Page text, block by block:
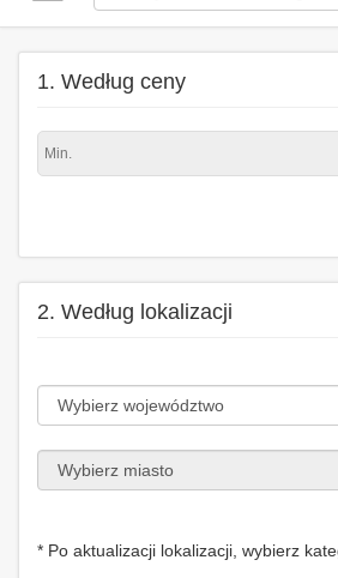
1. Według ceny
2. Według lokalizacji
* Po aktualizacji lokalizacji, wybierz